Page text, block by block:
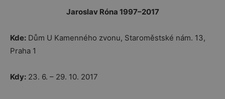
Jaroslav Róna 1997–2017
Kde: Dům U Kamenného zvonu, Staroměstské nám. 13,
Praha 1
Kdy: 23. 6. – 29. 10. 2017